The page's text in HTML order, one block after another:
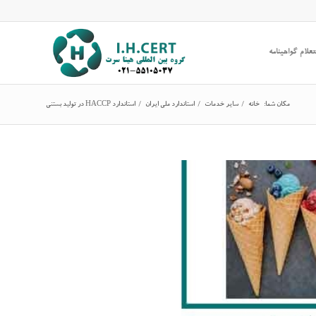
گواهینامه
مکان شما: خانه / سایر خدمات / استاندارد ملی ایران / استاندارد HACCP در تولید بستنی